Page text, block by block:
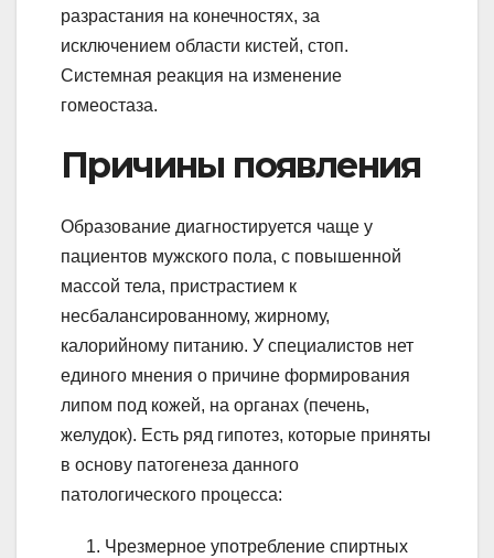
разрастания на конечностях, за
исключением области кистей, стоп.
Системная реакция на изменение
гомеостаза.
Причины появления
Образование диагностируется чаще у
пациентов мужского пола, с повышенной
массой тела, пристрастием к
несбалансированному, жирному,
калорийному питанию. У специалистов нет
единого мнения о причине формирования
липом под кожей, на органах (печень,
желудок). Есть ряд гипотез, которые приняты
в основу патогенеза данного
патологического процесса:
Чрезмерное употребление спиртных